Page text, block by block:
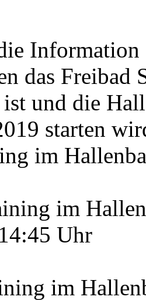
Information
das Freibad
ist und die
starten
im
im
Uhr
im